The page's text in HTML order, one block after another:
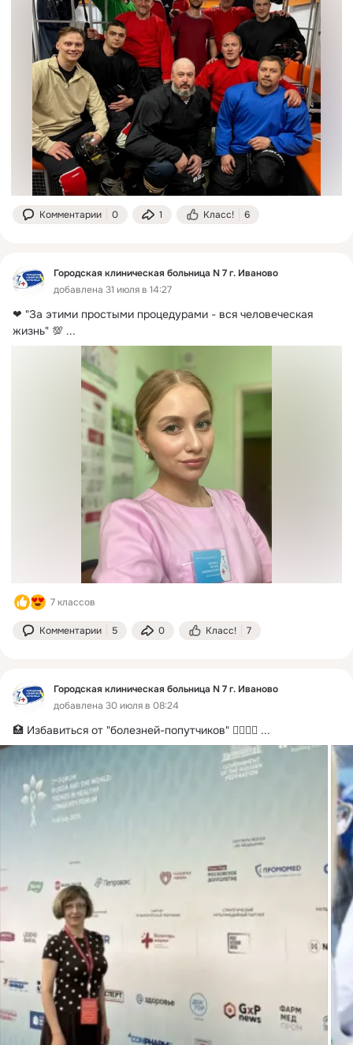
Комментарии 0 1 Класс! 6
Городская клиническая больница N 7 г. Иваново
добавлена 31 июля в 14:27
❤ "За этими простыми процедурами - вся человеческая
жизнь" 💯 ...
7 классов
Комментарии 5 0 Класс! 7
Городская клиническая больница N 7 г. Иваново
добавлена 30 июля в 08:24
🏥 Избавиться от "болезней-попутчиков" 👩‍⚕👨‍⚕ ...